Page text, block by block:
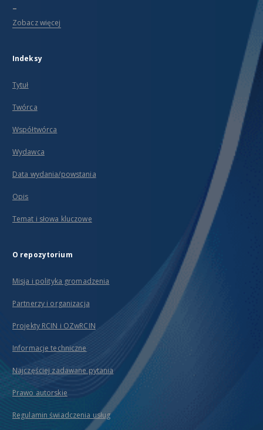
...
Zobacz więcej
Indeksy
Tytuł
Twórca
Współtwórca
Wydawca
Data wydania/powstania
Opis
Temat i słowa kluczowe
O repozytorium
Misja i polityka gromadzenia
Partnerzy i organizacja
Projekty RCIN i OZwRCIN
Informacje techniczne
Najczęściej zadawane pytania
Prawo autorskie
Regulamin świadczenia usług